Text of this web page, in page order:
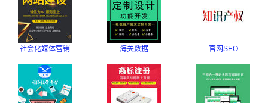
社会化媒体营销 海关数据 官网SEO